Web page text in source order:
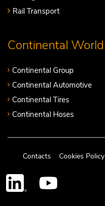
Rail Transport
Continental World
Continental Group
Continental Automotive
Continental Tires
Continental Hoses
Contacts Cookies Policy